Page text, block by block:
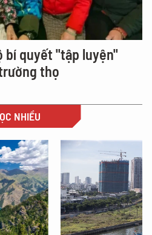
bí quyết "tập luyện"
thọ
NHIỀU